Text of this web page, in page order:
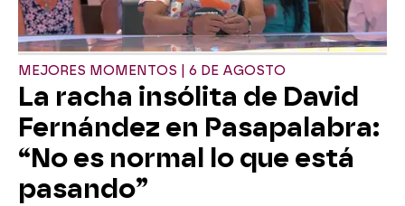
MEJORES MOMENTOS | 6 DE AGOSTO
La racha insólita de David
Fernández en Pasapalabra:
“No es normal lo que está
pasando”